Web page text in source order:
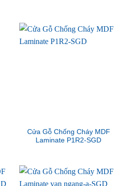
Cửa Gỗ Chống Cháy MDF
Laminate P1R2-SGD